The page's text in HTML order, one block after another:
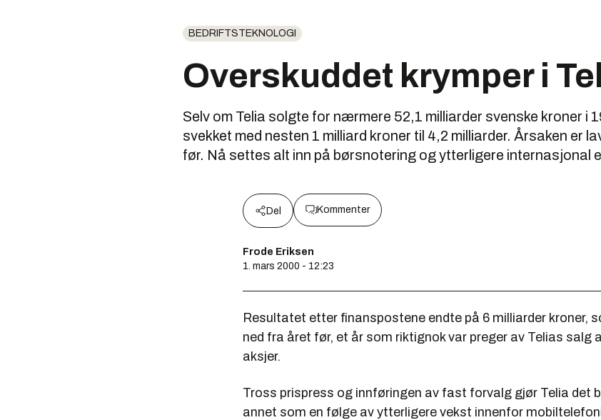
BEDRIFTSTEKNOLOGI
Overskuddet krymper i
Selv om Telia solgte for nærmere 52,1 milliarder svenske kroner i
svekket med nesten 1 milliard kroner til 4,2 milliarder. Årsaken er
før. Nå settes alt inn på børsnotering og ytterligere internasjonal
Del Kommenter
Frode Eriksen
1. mars 2000 - 12:23
Resultatet etter finanspostene endte på 6 milliarder kroner,
ned fra året før, et år som riktignok var preger av Telias salg
aksjer.
Tross prispress og innføringen av fast forvalg gjør Telia det
annet som en følge av ytterligere vekst innenfor